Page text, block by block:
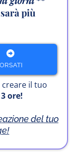
sarà più
il tuo
3 ore!
del tuo